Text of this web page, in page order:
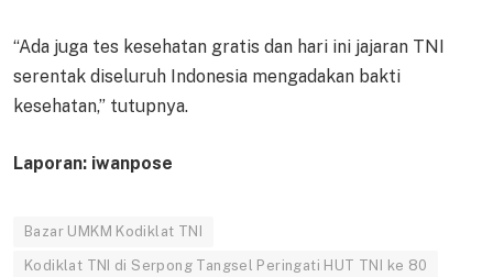
“Ada juga tes kesehatan gratis dan hari ini jajaran TNI
serentak diseluruh Indonesia mengadakan bakti
kesehatan,” tutupnya.
Laporan: iwanpose
Bazar UMKM Kodiklat TNI
Kodiklat TNI di Serpong Tangsel Peringati HUT TNI ke 80